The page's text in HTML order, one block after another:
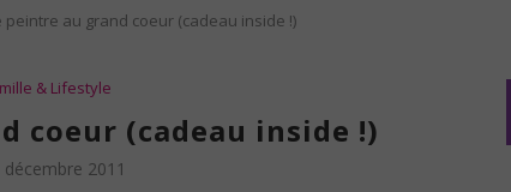
peintre au grand coeur (cadeau inside !)
& Lifestyle
coeur (cadeau inside !)
décembre 2011